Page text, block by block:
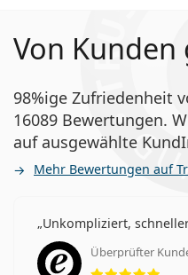
Von
98%ige Zufriedenheit
16089 Bewertungen.
auf ausgewählte
Mehr Bewertungen auf
Unkompliziert,
Überprüfter